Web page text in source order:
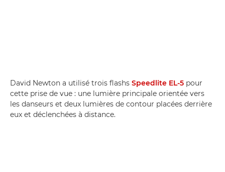
David Newton a utilisé trois flashs Speedlite EL-5 pour
cette prise de vue : une lumière principale orientée vers
les danseurs et deux lumières de contour placées derrière
eux et déclenchées à distance.